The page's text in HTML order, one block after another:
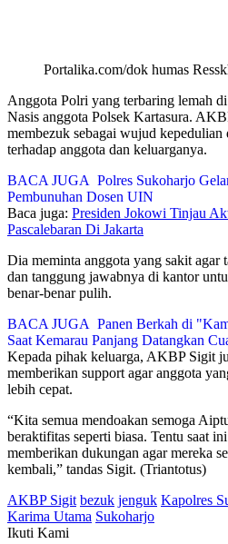
Portalika.com/dok humas
Anggota Polri yang terbaring lemah
Nasis anggota Polsek Kartasura.
membezuk sebagai wujud
terhadap anggota dan keluarganya.
BACA JUGA Polres Sukoharjo
Pembunuhan Dosen UIN
Baca juga: Presiden Jokowi Tinjau
Pascalebaran Di Jakarta
Dia meminta anggota yang sakit agar
dan tanggung jawabnya di kantor
benar-benar pulih.
BACA JUGA Panen Berkah di
Saat Kemarau Panjang Datangkan
Kepada pihak keluarga, AKBP Sigit
memberikan support agar anggota
lebih cepat.
“Kita semua mendoakan semoga
beraktifitas seperti biasa. Tentu saat
memberikan dukungan agar mereka
kembali,” tandas Sigit. (Triantotus)
AKBP Sigit bezuk jenguk Kapolres
Karima Utama Sukoharjo
Ikuti Kami